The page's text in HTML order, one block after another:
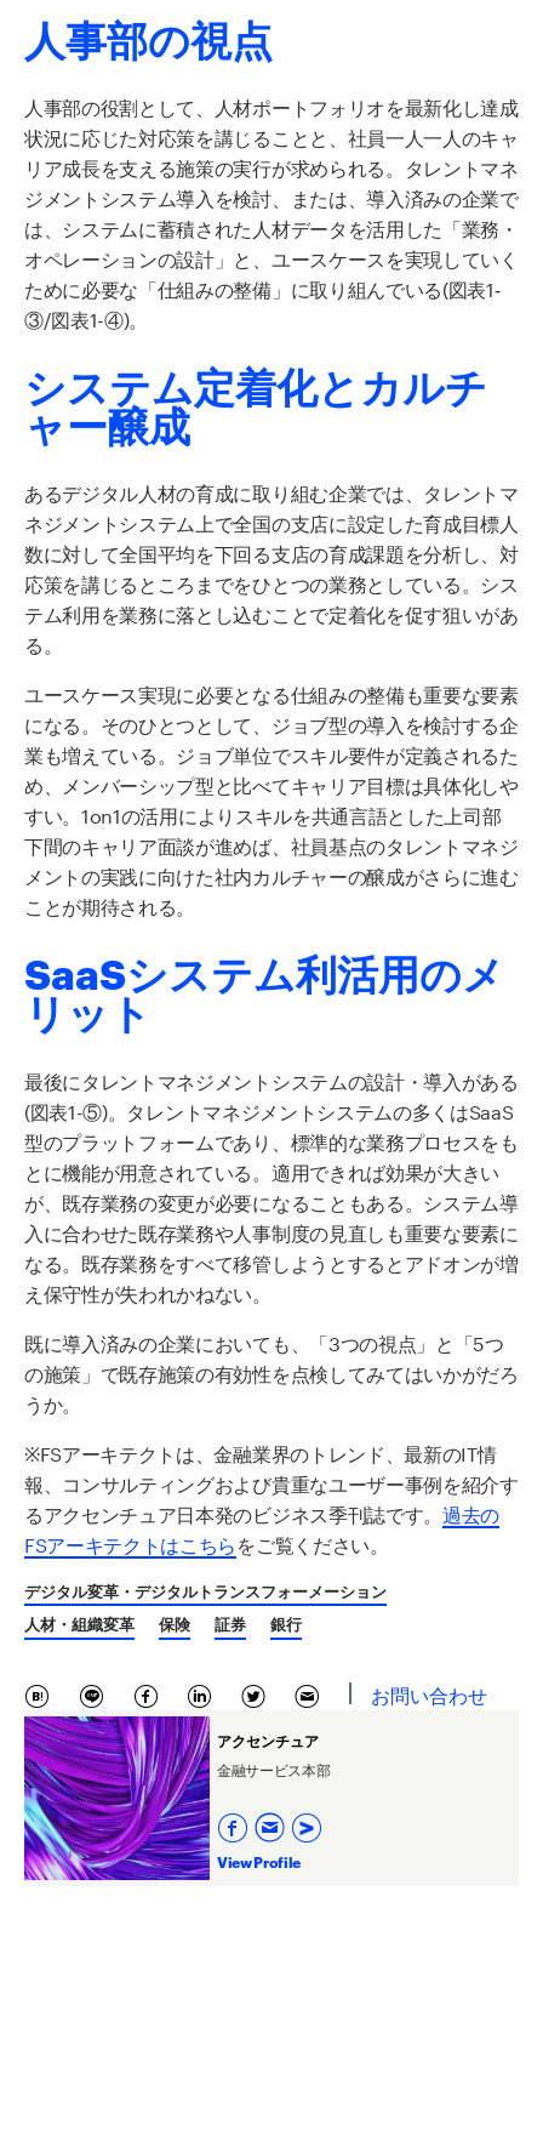
人事部の視点
人事部の役割として、人材ポートフォリオを最新化し達成
状況に応じた対応策を講じることと、社員一人一人のキャ
リア成長を支える施策の実行が求められる。タレントマネ
ジメントシステム導入を検討、または、導入済みの企業で
は、システムに蓄積された人材データを活用した「業務・
オペレーションの設計」と、ユースケースを実現していく
ために必要な「仕組みの整備」に取り組んでいる(図表1‐
③/図表1-④)。
システム定着化とカルチ
ャー醸成
あるデジタル人材の育成に取り組む企業では、タレントマ
ネジメントシステム上で全国の支店に設定した育成目標人
数に対して全国平均を下回る支店の育成課題を分析し、対
応策を講じるところまでをひとつの業務としている。シス
テム利用を業務に落とし込むことで定着化を促す狙いがあ
る。
ユースケース実現に必要となる仕組みの整備も重要な要素
になる。そのひとつとして、ジョブ型の導入を検討する企
業も増えている。ジョブ単位でスキル要件が定義されるた
め、メンバーシップ型と比べてキャリア目標は具体化しや
すい。1on1の活用によりスキルを共通言語とした上司部
下間のキャリア面談が進めば、社員基点のタレントマネジ
メントの実践に向けた社内カルチャーの醸成がさらに進む
ことが期待される。
SaaSシステム利活用のメ
リット
最後にタレントマネジメントシステムの設計・導入がある
(図表1-⑤)。タレントマネジメントシステムの多くはSaaS
型のプラットフォームであり、標準的な業務プロセスをも
とに機能が用意されている。適用できれば効果が大きい
が、既存業務の変更が必要になることもある。システム導
入に合わせた既存業務や人事制度の見直しも重要な要素に
なる。既存業務をすべて移管しようとするとアドオンが増
え保守性が失われかねない。
既に導入済みの企業においても、「3つの視点」と「5つ
の施策」で既存施策の有効性を点検してみてはいかがだろ
うか。
※FSアーキテクトは、金融業界のトレンド、最新のIT情
報、コンサルティングおよび貴重なユーザー事例を紹介す
るアクセンチュア日本発のビジネス季刊誌です。 過去の
FSアーキテクトはこちらをご覧ください。
デジタル変革・デジタルトランスフォーメーション
人材・組織変革
保険 証券 銀行
お問い合わせ
アクセンチュア
金融サービス本部
View Profile